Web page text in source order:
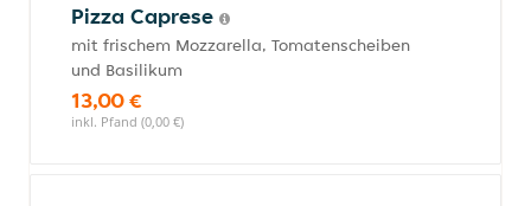
Pizza Caprese
mit frischem Mozzarella, Tomatenscheiben
und Basilikum
13,00 €
inkl. Pfand (0,00 €)